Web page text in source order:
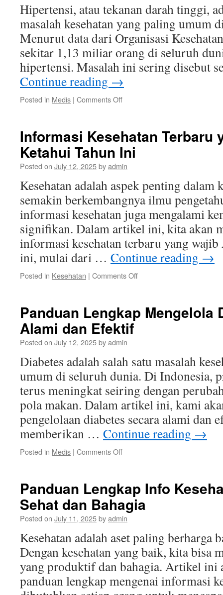
Hipertensi, atau tekanan darah tinggi,
masalah kesehatan yang paling umum
Menurut data dari Organisasi
sekitar 1,13 miliar orang di seluruh
hipertensi. Masalah ini sering disebut
Continue reading →
Posted in Medis | Comments Offon
secara
Alami
untuk
Kesehatan
Informasi Kesehatan Terbaru
Ketahui Tahun Ini
Posted on July 12, 2025byadmin
Kesehatan adalah aspek penting dalam
semakin berkembangnya ilmu
informasi kesehatan juga mengalami
signifikan. Dalam artikel ini, kita akan
informasi kesehatan terbaru yang
ini, mulai dari … Continue reading →
Posted in Kesehatan | Comments Offon
yang
Ini
Panduan Lengkap Mengelola
Alami dan Efektif
Posted on July 12, 2025byadmin
Diabetes adalah salah satu masalah
umum di seluruh dunia. Di Indonesia,
terus meningkat seiring dengan
pola makan. Dalam artikel ini, kami
pengelolaan diabetes secara alami dan
memberikan … Continue reading →
Posted in Medis | Comments Offon
Diabetes
Secara
Alami
dan
Panduan Lengkap Info
Sehat dan Bahagia
Posted on July 11, 2025byadmin
Kesehatan adalah aset paling berharga
Dengan kesehatan yang baik, kita bisa
yang produktif dan bahagia. Artikel ini
panduan lengkap mengenai informasi